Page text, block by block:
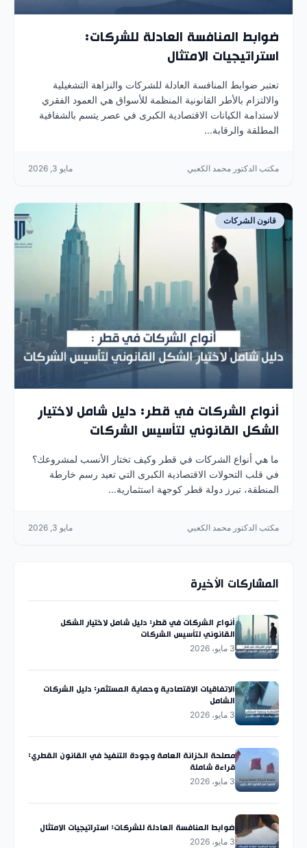
ضوابط المنافسة العادلة للشركات:
استراتيجيات الامتثال
تعتبر ضوابط المنافسة العادلة للشركات والنزاهة التشغيلية
والالتزام بالأطر القانونية المنظمة للأسواق هي العمود الفقري
لاستدامة الكيانات الاقتصادية الكبرى في عصر يتسم بالشفافية
المطلقة والرقابة...
مكتب الدكتور محمد الكعبي مايو 3, 2026
قانون الشركات
أنواع الشركات في قطر: دليل شامل لاختيار
الشكل القانوني لتأسيس الشركات
ما هي أنواع الشركات في قطر وكيف تختار الأنسب لمشروعك؟
في قلب التحولات الاقتصادية الكبرى التي تعيد رسم خارطة
المنطقة، تبرز دولة قطر كوجهة استثمارية...
مكتب الدكتور محمد الكعبي مايو 3, 2026
المشاركات الأخيرة
أنواع الشركات في قطر: دليل شامل لاختيار الشكل
القانوني لتأسيس الشركات
3 مايو، 2026
الاتفاقيات الاقتصادية وحماية المستثمر: دليل الشركات
الشامل
3 مايو، 2026
مصلحة الخزانة العامة وجودة التنفيذ في القانون القطري:
قراءة شاملة
3 مايو، 2026
ضوابط المنافسة العادلة للشركات: استراتيجيات الامتثال
3 مايو، 2026